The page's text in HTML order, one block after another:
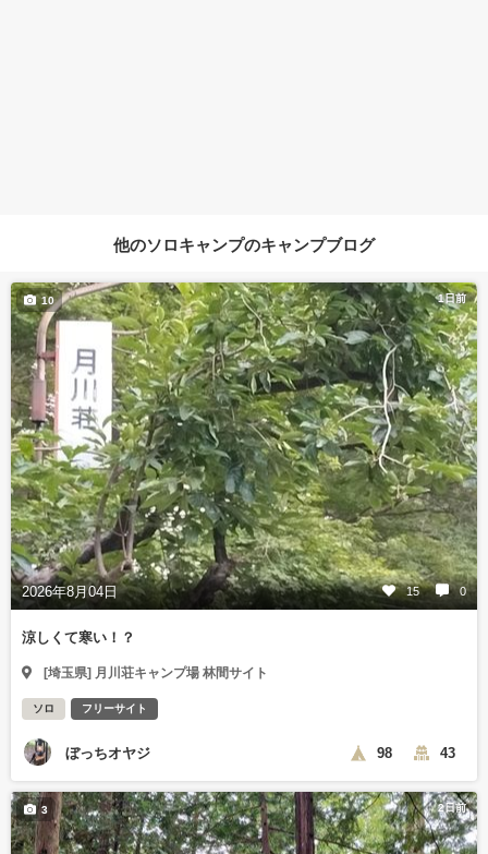
他のソロキャンプのキャンプブログ
1日前
2026年8月04日 15 0
10
涼しくて寒い！？
[埼玉県] 月川荘キャンプ場 林間サイト
ソロ フリーサイト
ぼっちオヤジ 98 43
2日前
3